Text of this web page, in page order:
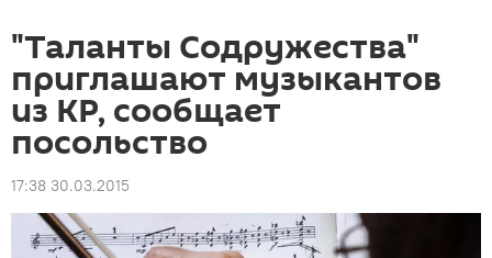
"Таланты Содружества"
приглашают музыкантов
из КР, сообщает
посольство
17:38 30.03.2015